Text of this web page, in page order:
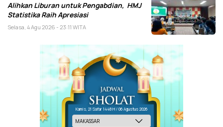
Alihkan Liburan untuk Pengabdian, HMJ
Statistika Raih Apresiasi
Selasa, 4 Agu 2026 - 23:11 WITA
Kamis, 21 Safar 1448 H / 06 Agustus 2026